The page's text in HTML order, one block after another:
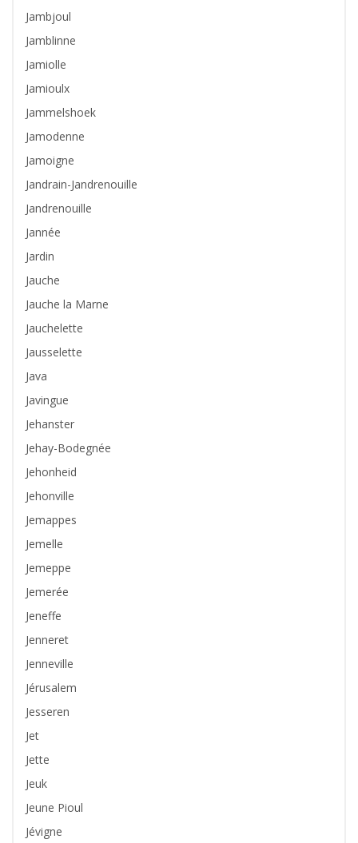
Jambjoul
Jamblinne
Jamiolle
Jamioulx
Jammelshoek
Jamodenne
Jamoigne
Jandrain-Jandrenouille
Jandrenouille
Jannée
Jardin
Jauche
Jauche la Marne
Jauchelette
Jausselette
Java
Javingue
Jehanster
Jehay-Bodegnée
Jehonheid
Jehonville
Jemappes
Jemelle
Jemeppe
Jemerée
Jeneffe
Jenneret
Jenneville
Jérusalem
Jesseren
Jet
Jette
Jeuk
Jeune Pioul
Jévigne